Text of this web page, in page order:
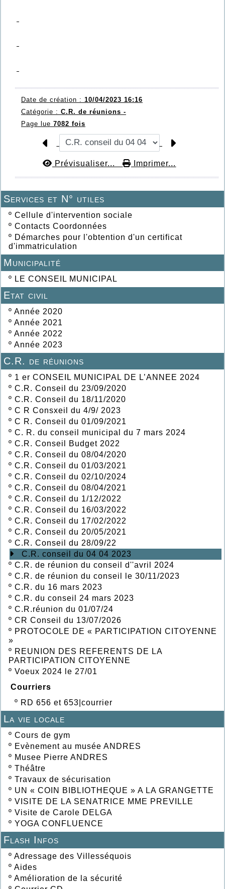
Services et N° utiles
º Cellule d'intervention sociale
º Contacts Coordonnées
º Démarches pour l'obtention d'un certificat
d'immatriculation
Municipalité
º LE CONSEIL MUNICIPAL
Etat civil
º Année 2020
º Année 2021
º Année 2022
º Année 2023
C.R. de réunions
º 1 er CONSEIL MUNICIPAL DE L’ANNEE 2024
º C.R. Conseil du 23/09/2020
º C.R. Conseil du 18/11/2020
º C R Consxeil du 4/9/ 2023
º C R. Conseil du 01/09/2021
º C. R. du conseil municipal du 7 mars 2024
º C.R. Conseil Budget 2022
º C.R. Conseil du 08/04/2020
º C.R. Conseil du 01/03/2021
º C.R. Conseil du 02/10/2024
º C.R. Conseil du 08/04/2021
º C.R. Conseil du 1/12/2022
º C.R. Conseil du 16/03/2022
º C.R. Conseil du 17/02/2022
º C.R. Conseil du 20/05/2021
º C.R. Conseil du 28/09/22
C.R. conseil du 04 04 2023
º C.R. de réunion du conseil d''avril 2024
º C.R. de réunion du conseil le 30/11/2023
º C.R. du 16 mars 2023
º C.R. du conseil 24 mars 2023
º C.R.réunion du 01/07/24
º CR Conseil du 13/07/2026
º PROTOCOLE DE « PARTICIPATION CITOYENNE
»
º REUNION DES REFERENTS DE LA
PARTICIPATION CITOYENNE
º Voeux 2024 le 27/01
Courriers
º RD 656 et 653|courrier
La vie locale
º Cours de gym
º Evènement au musée ANDRES
º Musee Pierre ANDRES
º Théâtre
º Travaux de sécurisation
º UN « COIN BIBLIOTHEQUE » A LA GRANGETTE
º VISITE DE LA SENATRICE MME PREVILLE
º Visite de Carole DELGA
º YOGA CONFLUENCE
Flash Infos
º Adressage des Villesséquois
º Aides
º Amélioration de la sécurité
Date de création : 10/04/2023 16:16
Catégorie : C.R. de réunions -
Page lue 7082 fois
Prévisualiser... Imprimer...